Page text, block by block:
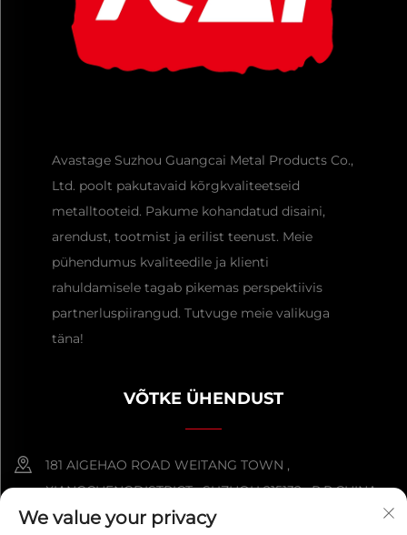
Avastage Suzhou Guangcai Metal Products Co.,
Ltd. poolt pakutavaid kõrgkvaliteetseid
metalltooteid. Pakume kohandatud disaini,
arendust, tootmist ja erilist teenust. Meie
pühendumus kvaliteedile ja klienti
rahuldamisele tagab pikemas perspektiivis
partnerluspiirangud. Tutvuge meie valikuga
täna!
VÕTKE ÜHENDUST
181 AIGEHAO ROAD WEITANG TOWN ,
XIANGCHENGDISTRICT , SUZHOU 215132 , P.R.CHINA
+86-152 5000 0863
We value your privacy